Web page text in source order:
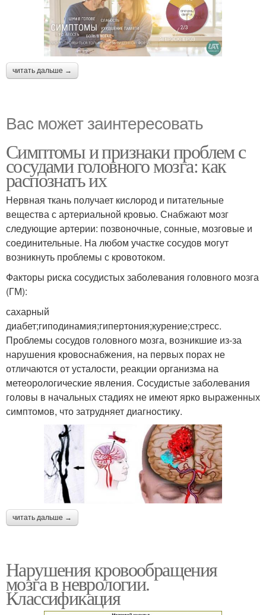
читать дальше →
Вас может заинтересовать
Симптомы и признаки проблем с
сосудами головного мозга: как
распознать их
Нервная ткань получает кислород и питательные
вещества с артериальной кровью. Снабжают мозг
следующие артерии: позвоночные, сонные, мозговые и
соединительные. На любом участке сосудов могут
возникнуть проблемы с кровотоком.
Факторы риска сосудистых заболевания головного мозга
(ГМ):
сахарный
диабет;гиподинамия;гипертония;курение;стресс.
Проблемы сосудов головного мозга, возникшие из-за
нарушения кровоснабжения, на первых порах не
отличаются от усталости, реакции организма на
метеорологические явления. Сосудистые заболевания
головы в начальных стадиях не имеют ярко выраженных
симптомов, что затрудняет диагностику.
читать дальше →
Нарушения кровообращения
мозга в неврологии.
Классификация